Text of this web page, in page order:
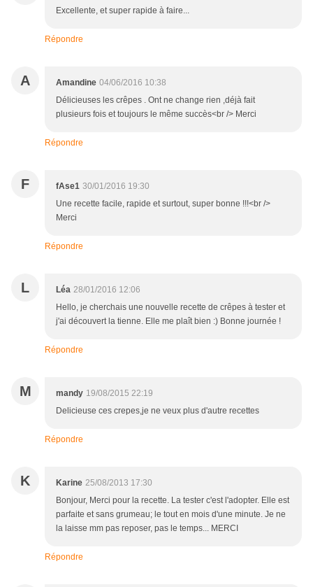
Excellente, et super rapide à faire...
Répondre
A Amandine 04/06/2016 10:38
Délicieuses les crêpes . Ont ne change rien ,déjà fait
plusieurs fois et toujours le même succès<br /> Merci
Répondre
F fAse1 30/01/2016 19:30
Une recette facile, rapide et surtout, super bonne !!!<br />
Merci
Répondre
L Léa 28/01/2016 12:06
Hello, je cherchais une nouvelle recette de crêpes à tester et
j'ai découvert la tienne. Elle me plaît bien :) Bonne journée !
Répondre
M mandy 19/08/2015 22:19
Delicieuse ces crepes,je ne veux plus d'autre recettes
Répondre
K Karine 25/08/2013 17:30
Bonjour, Merci pour la recette. La tester c'est l'adopter. Elle est
parfaite et sans grumeau; le tout en mois d'une minute. Je ne
la laisse mm pas reposer, pas le temps... MERCI
Répondre